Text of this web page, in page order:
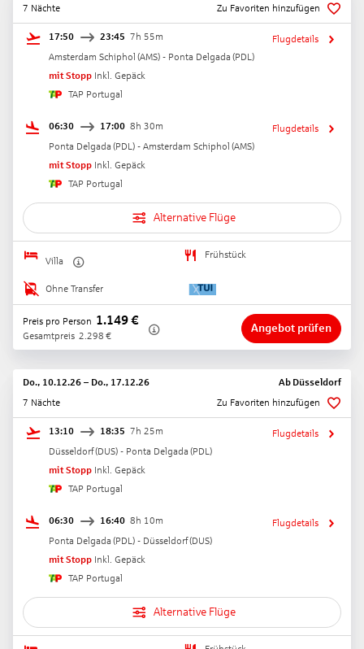
7 Nächte
Zu Favoriten hinzufügen
17:50 23:45 7h 55m
Amsterdam Schiphol (AMS) - Ponta Delgada (PDL )
mit Stopp Inkl. Gepäck
TAP Portugal
Flugdetails
06:30 17:00 8h 30m
Ponta Delgada (PDL ) - Amsterdam Schiphol (AMS)
mit Stopp Inkl. Gepäck
TAP Portugal
Flugdetails
Alternative Flüge
Villa
Frühstück
Ohne Transfer
Preis pro Person 1.149€
Gesamtpreis 2.298 €
Angebot prüfen
Do., 10.12.26 – Do., 17.12.26 Ab Düsseldorf
7 Nächte
Zu Favoriten hinzufügen
13:10 18:35 7h 25m
Düsseldorf(DUS) - Ponta Delgada (PDL )
mit Stopp Inkl. Gepäck
TAP Portugal
Flugdetails
06:30 16:40 8h 10m
Ponta Delgada (PDL ) - Düsseldorf(DUS)
mit Stopp Inkl. Gepäck
TAP Portugal
Flugdetails
Alternative Flüge